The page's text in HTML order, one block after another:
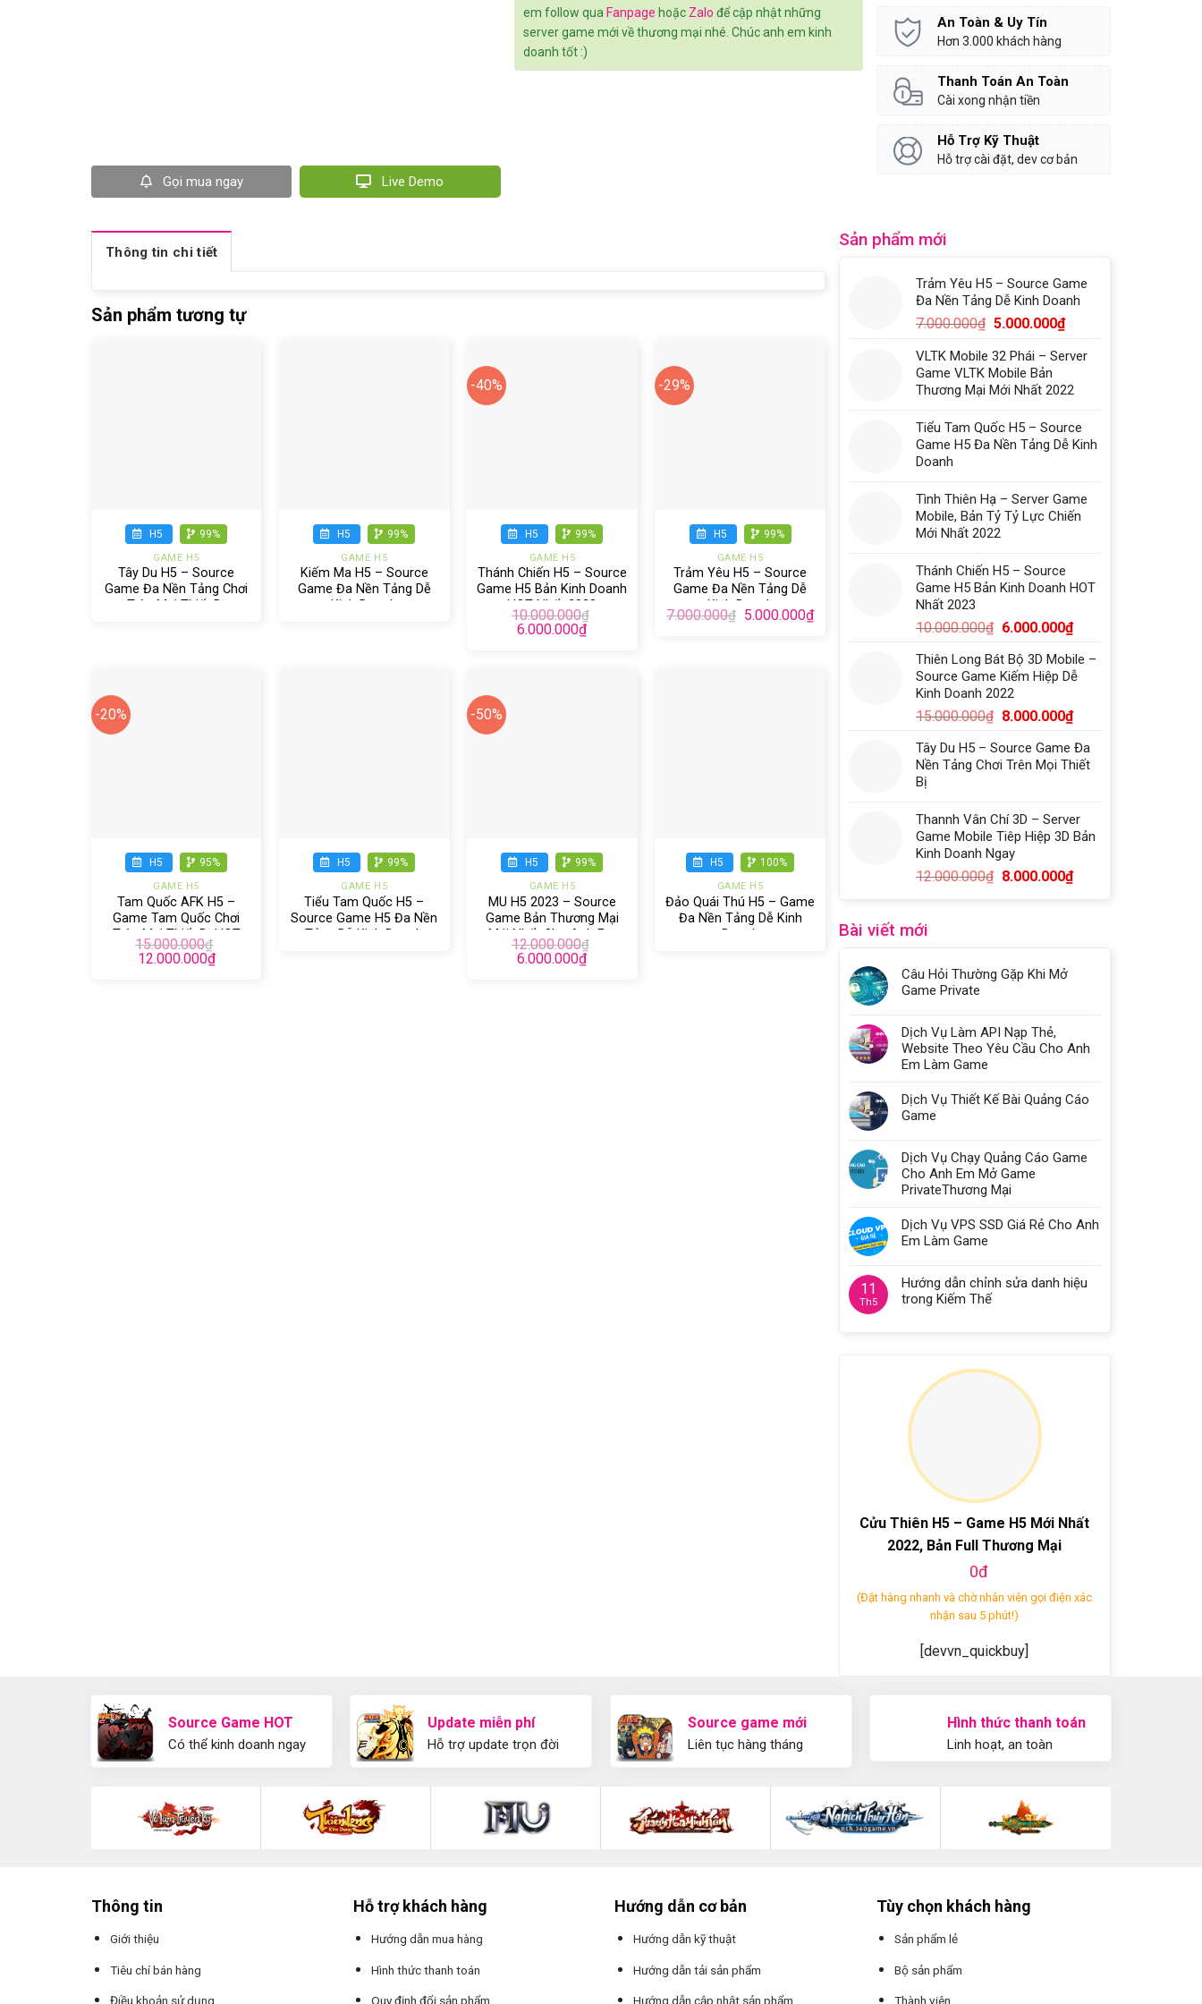
Gọi mua ngay Live Demo
em follow qua Fanpage hoặc Zalo để cập nhật những
server game mới về thương mại nhé. Chúc anh em kinh
doanh tốt :)
An Toàn & Uy Tín
Hơn 3.000 khách hàng
Thanh Toán An Toàn
Cài xong nhận tiền
Hỗ Trợ Kỹ Thuật
Hỗ trợ cài đặt, dev cơ bản
Thông tin chi tiết
Sản phẩm tương tự
H5 99%
GAME H5
Tây Du H5 – Source
Game Đa Nền Tảng Chơi
Trên Mọi Thiết Bị
H5 99%
GAME H5
Kiếm Ma H5 – Source
Game Đa Nền Tảng Dễ
Kinh Doanh
-40%
H5 99%
GAME H5
Thánh Chiến H5 – Source
Game H5 Bản Kinh Doanh
HOT Nhất 2023
10.000.000₫
6.000.000₫
-29%
H5 99%
GAME H5
Trảm Yêu H5 – Source
Game Đa Nền Tảng Dễ
Kinh Doanh
7.000.000₫ 5.000.000₫
-20%
H5 95%
GAME H5
Tam Quốc AFK H5 –
Game Tam Quốc Chơi
Trên Mọi Thiết Bị HOT
NHẤT 2023
15.000.000₫
12.000.000₫
H5 99%
GAME H5
Tiểu Tam Quốc H5 –
Source Game H5 Đa Nền
Tảng Dễ Kinh Doanh
-50%
H5 99%
GAME H5
MU H5 2023 – Source
Game Bản Thương Mại
Mới Nhất Cho Anh Em
Kinh Doanh
12.000.000₫
6.000.000₫
H5 100%
GAME H5
Đảo Quái Thú H5 – Game
Đa Nền Tảng Dễ Kinh
Doanh
Sản phẩm mới
Trảm Yêu H5 – Source Game
Đa Nền Tảng Dễ Kinh Doanh
7.000.000₫ 5.000.000₫
VLTK Mobile 32 Phái – Server
Game VLTK Mobile Bản
Thương Mại Mới Nhất 2022
Tiểu Tam Quốc H5 – Source
Game H5 Đa Nền Tảng Dễ Kinh
Doanh
Tình Thiên Hạ – Server Game
Mobile, Bản Tỷ Tỷ Lực Chiến
Mới Nhất 2022
Thánh Chiến H5 – Source
Game H5 Bản Kinh Doanh HOT
Nhất 2023
10.000.000₫ 6.000.000₫
Thiên Long Bát Bộ 3D Mobile –
Source Game Kiếm Hiệp Dễ
Kinh Doanh 2022
15.000.000₫ 8.000.000₫
Tây Du H5 – Source Game Đa
Nền Tảng Chơi Trên Mọi Thiết
Bị
Thannh Vân Chí 3D – Server
Game Mobile Tiêp Hiệp 3D Bản
Kinh Doanh Ngay
12.000.000₫ 8.000.000₫
Bài viết mới
Câu Hỏi Thường Gặp Khi Mở
Game Private
Dịch Vụ Làm API Nạp Thẻ,
Website Theo Yêu Cầu Cho Anh
Em Làm Game
Dịch Vụ Thiết Kế Bài Quảng Cáo
Game
Dịch Vụ Chạy Quảng Cáo Game
Cho Anh Em Mở Game
PrivateThương Mại
Dịch Vụ VPS SSD Giá Rẻ Cho Anh
Em Làm Game
11
Th5
Hướng dẫn chỉnh sửa danh hiệu
trong Kiếm Thế
Cửu Thiên H5 – Game H5 Mới Nhất
2022, Bản Full Thương Mại
0đ
(Đặt hàng nhanh và chờ nhân viên gọi điện xác
nhận sau 5 phút!)
[devvn_quickbuy]
Source Game HOT
Có thể kinh doanh ngay
Update miễn phí
Hỗ trợ update trọn đời
Source game mới
Liên tục hàng tháng
Hình thức thanh toán
Linh hoạt, an toàn
Thông tin
Giới thiệu
Tiêu chí bán hàng
Điều khoản sử dụng
Hỗ trợ khách hàng
Hướng dẫn mua hàng
Hình thức thanh toán
Quy định đổi sản phẩm
Hướng dẫn cơ bản
Hướng dẫn kỹ thuật
Hướng dẫn tải sản phẩm
Hướng dẫn cập nhật sản phẩm
Tùy chọn khách hàng
Sản phẩm lẻ
Bộ sản phẩm
Thành viên